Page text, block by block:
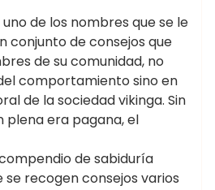
WICCA ☽✪☾
de los nombres que se le
conjunto de consejos que
de su comunidad, no
comportamiento sino en
de la sociedad vikinga. Sin
plena era pagana, el
de sabiduría
se recogen consejos varios